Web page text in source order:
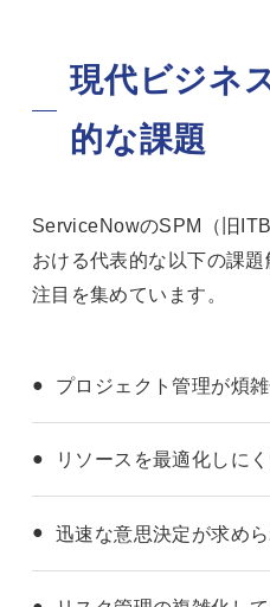
現代ビジネ
的な課題
ServiceNowのSPM（旧
おける代表的な以下の課
注目を集めています。
プロジェクト管理が煩
リソースを最適化しに
迅速な意思決定が求め